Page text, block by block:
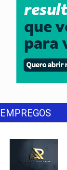
EMPREGOS